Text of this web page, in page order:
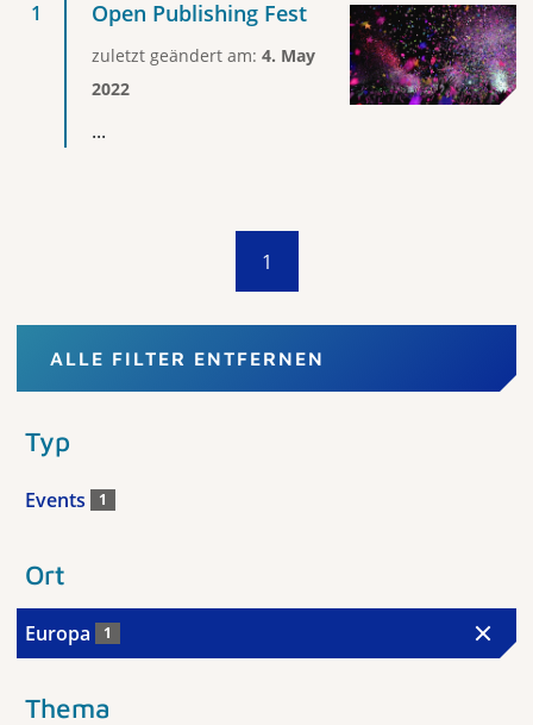
Open Publishing Fest
zuletzt geändert am: 4. May
2022
...
1
ALLE FILTER ENTFERNEN
Typ
Events 1
Ort
Europa 1
Thema